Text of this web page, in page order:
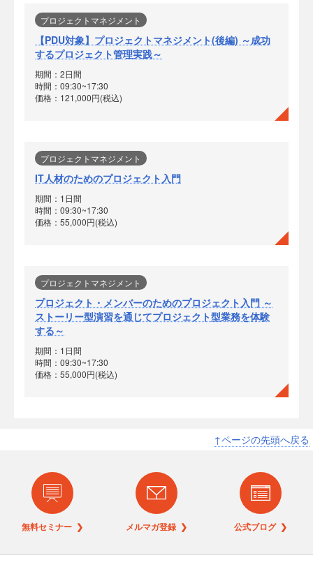
プロジェクトマネジメント
【PDU対象】プロジェクトマネジメント(後編) ～成功
するプロジェクト管理実践～
期間：2日間
時間：09:30~17:30
価格：121,000円(税込)
プロジェクトマネジメント
IT人材のためのプロジェクト入門
期間：1日間
時間：09:30~17:30
価格：55,000円(税込)
プロジェクトマネジメント
プロジェクト・メンバーのためのプロジェクト入門 ～
ストーリー型演習を通じてプロジェクト型業務を体験
する～
期間：1日間
時間：09:30~17:30
価格：55,000円(税込)
↑ページの先頭へ戻る
無料セミナー ❯ メルマガ登録 ❯ 公式ブログ ❯